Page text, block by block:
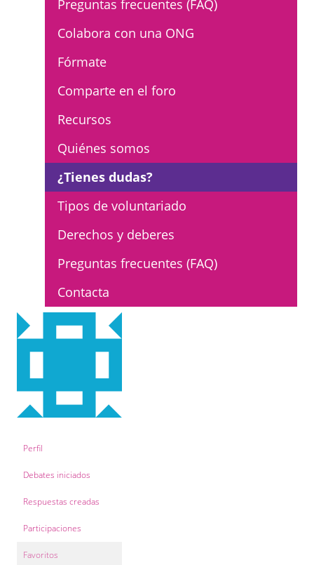
Preguntas frecuentes (FAQ)
Colabora con una ONG
Fórmate
Comparte en el foro
Recursos
Quiénes somos
¿Tienes dudas?
Tipos de voluntariado
Derechos y deberes
Preguntas frecuentes (FAQ)
Contacta
Perfil
Debates iniciados
Respuestas creadas
Participaciones
Favoritos
Missió i valors
Els comptes clars
Memòria d'activitats
Proposta educativa
ACTUALITAT
Notícies
Diari de la Fundació
Fundesplai als mitjans
Xarxes socials
COL·LABORA
Fes un donatiu
Treballa amb nosaltres